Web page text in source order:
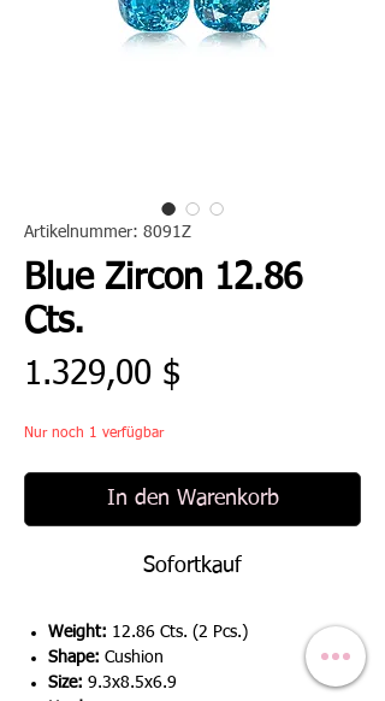
Artikelnummer: 8091Z
Blue Zircon 12.86
Cts.
1.329,00 $
Nur noch 1 verfügbar
In den Warenkorb
Sofortkauf
Weight: 12.86 Cts. (2 Pcs.)
Shape: Cushion
Size: 9.3x8.5x6.9